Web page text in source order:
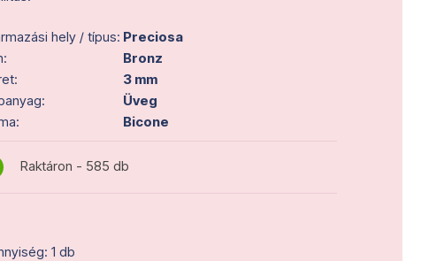
hely / típus: Preciosa
Bronz
3 mm
Üveg
Bicone
Raktáron - 585 db
1 db